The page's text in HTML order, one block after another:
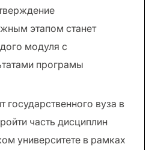
этапом станет
модуля с
програмы
государственного вуза в
часть дисциплин
университете в рамках